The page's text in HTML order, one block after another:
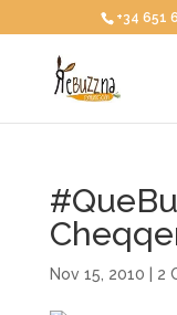
+34 651
Nov 15, 2010 2